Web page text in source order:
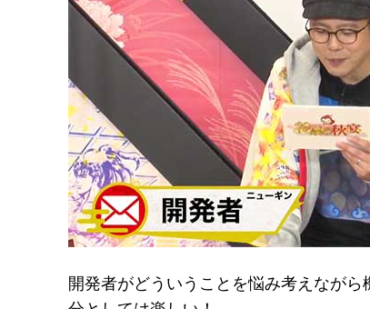
開発者がどういうことを悩み考えなが